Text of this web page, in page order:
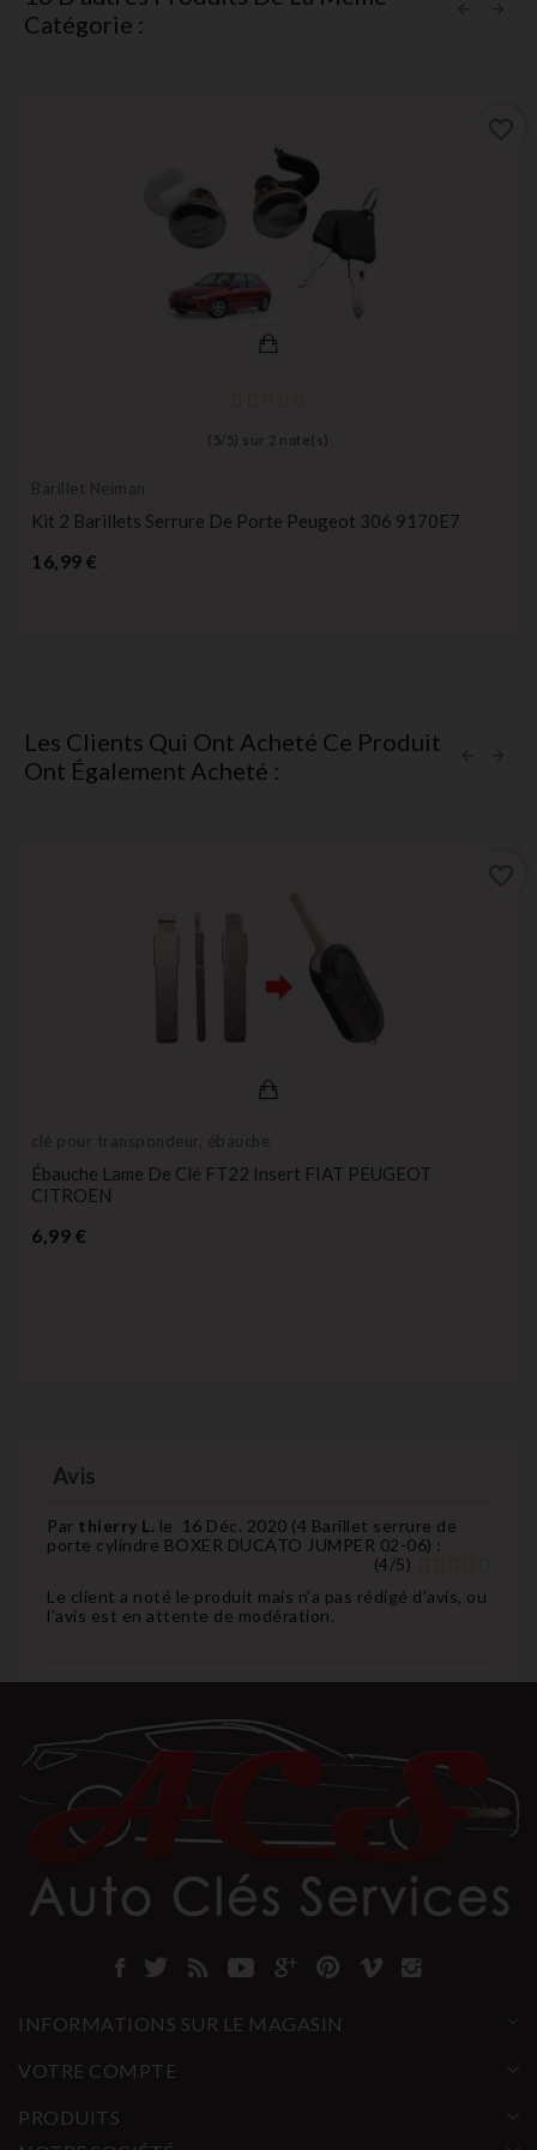
Catégorie :
( 5/ 5) sur 2 note(s)
Barillet Neiman
Kit 2 Barillets Serrure De Porte Peugeot 306 9170E7
16,99 €
Les Clients Qui Ont Acheté Ce Produit
Ont Également Acheté :
clé pour transpondeur, ébauche
Ébauche Lame De Clé FT22 Insert FIAT PEUGEOT
CITROEN
6,99 €
Avis
Par thierry L. le 16 Déc. 2020 (4 Barillet serrure de
porte cylindre BOXER DUCATO JUMPER 02-06) :
(4/5)
Le client a noté le produit mais n'a pas rédigé d'avis, ou
l'avis est en attente de modération.
INFORMATIONS SUR LE MAGASIN
VOTRE COMPTE
PRODUITS